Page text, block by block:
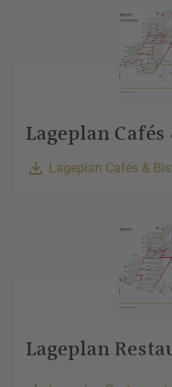
Lageplan
Lageplan Cafés &
Lageplan